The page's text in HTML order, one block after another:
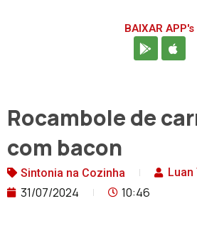
BAIXAR APP's
Rocambole de
com bacon
Sintonia na Cozinha Luan
31/07/2024 10:46